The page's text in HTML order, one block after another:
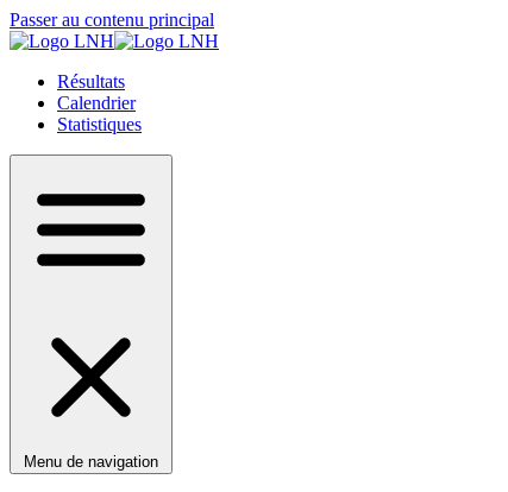
Passer au contenu principal
Résultats
Calendrier
Statistiques
Menu de navigation